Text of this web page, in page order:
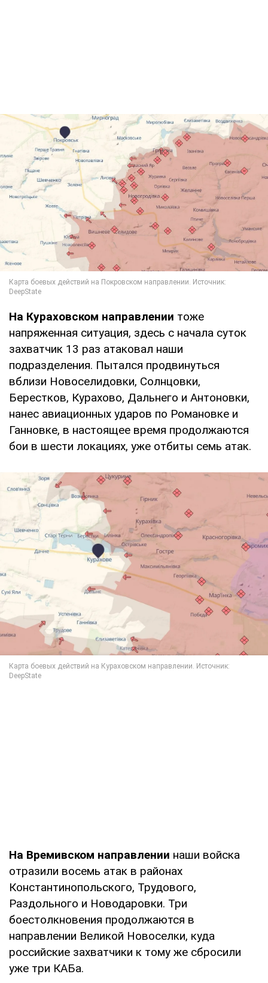
На Кураховском направлении тоже
напряженная ситуация, здесь с начала суток
захватчик 13 раз атаковал наши
подразделения. Пытался продвинуться
вблизи Новоселидовки, Солнцовки,
Берестков, Курахово, Дальнего и Антоновки,
нанес авиационных ударов по Романовке и
Ганновке, в настоящее время продолжаются
бои в шести локациях, уже отбиты семь атак.
На Времивском направлении наши войска
отразили восемь атак в районах
Константинопольского, Трудового,
Раздольного и Новодаровки. Три
боестолкновения продолжаются в
направлении Великой Новоселки, куда
российские захватчики к тому же сбросили
уже три КАБа.